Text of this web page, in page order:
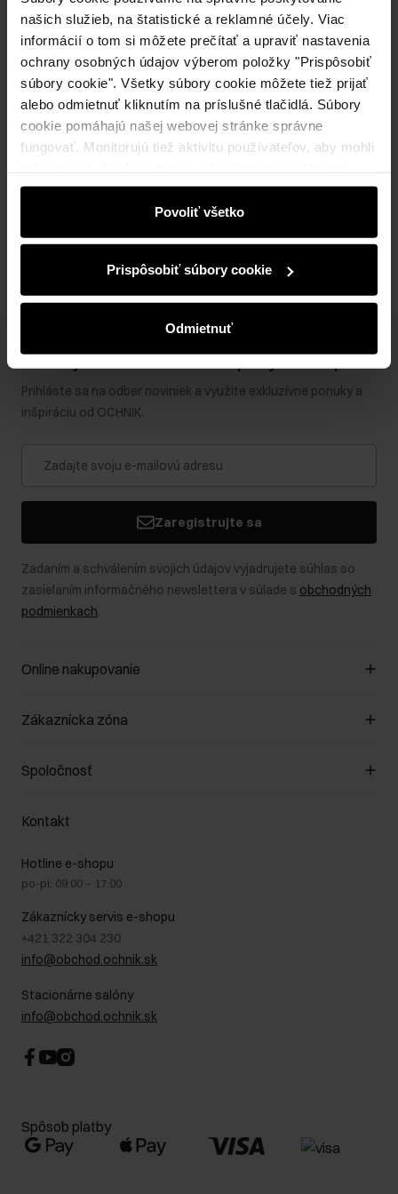
našich služieb, na štatistické a reklamné účely. Viac
informácií o tom si môžete prečítať a upraviť nastavenia
ochrany osobných údajov výberom položky "Prispôsobiť
súbory cookie". Všetky súbory cookie môžete tiež prijať
alebo odmietnuť kliknutím na príslušné tlačidlá. Súbory
cookie pomáhajú našej webovej stránke správne
fungovať. Monitorujú tiež aktivitu používateľov, aby mohli
správy, ktoré vás informujú o najnovších akciách v
elektronickom obchode. Informácie o tom, ako používate
našu stránku, zdieľame s partnermi v oblasti sociálnych
informácie kombinovať s ďalšími údajmi, ktoré od vás
získali alebo ktoré ste získali pri používaní ich služieb.
Povoliť všetko
Prispôsobiť súbory cookie
Odmietnuť
Popis produktu
Detaily
Získajte zľavu 10 € na prvý nákup!
Prihláste sa na odber noviniek a využite exkluzívne ponuky a
inšpiráciu od OCHNIK.
Zaregistrujte sa
Zadaním a schválením svojich údajov vyjadrujete súhlas so
zasielaním informačného newslettera v súlade s obchodných
podmienkach.
Online nakupovanie
Spravovať súbory cookie
Spôsob platby
Vrátenie
Zákaznícka zóna
Zákazníky klub
Pravidlá propagácie
Starostlivosť o kožu
Bezpečné nakupovanie
Blog
Najčastejšie kladené otázky (FAQ)
Spoločnosť
O nás
GDPR - Zásady ochrany osobných údajov
Právne informácie
Kontakt
Hotline e-shopu
po-pi: 09:00 – 17:00
Zákaznícky servis e-shopu
+421 322 304 230
info@obchod.ochnik.sk
Stacionárne salóny
info@obchod.ochnik.sk
Spôsob platby